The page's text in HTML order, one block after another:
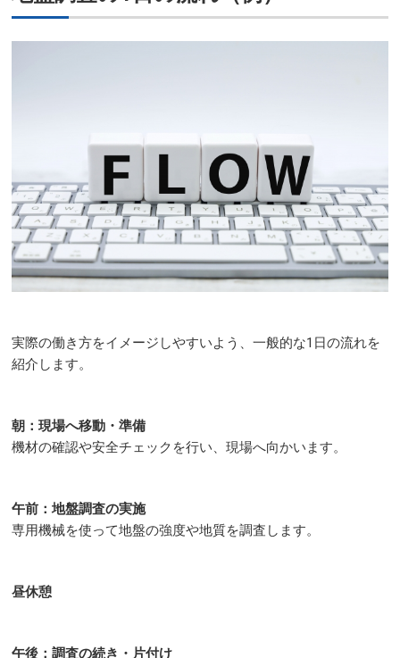
実際の働き方をイメージしやすいよう、一般的な1日の流れを
紹介します。
朝：現場へ移動・準備
機材の確認や安全チェックを行い、現場へ向かいます。
午前：地盤調査の実施
専用機械を使って地盤の強度や地質を調査します。
昼休憩
午後：調査の続き・片付け